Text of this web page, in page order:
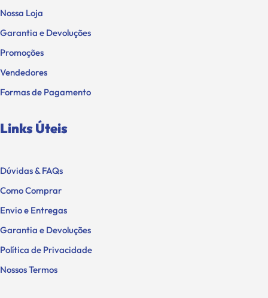
Nossa Loja
Garantia e Devoluções
Promoções
Vendedores
Formas de Pagamento
Links Úteis
Dúvidas & FAQs
Como Comprar
Envio e Entregas
Garantia e Devoluções
Política de Privacidade
Nossos Termos